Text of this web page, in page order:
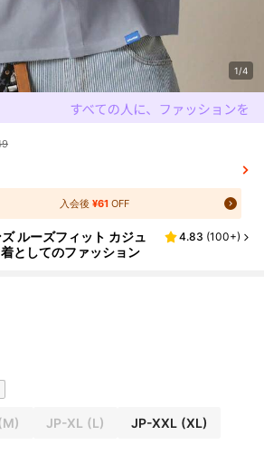
1/4
入会後¥61 OFF
ルーズフィット カジュ
としてのファッション
4.83 (100+)
JP-XL (L) JP-XXL (XL)